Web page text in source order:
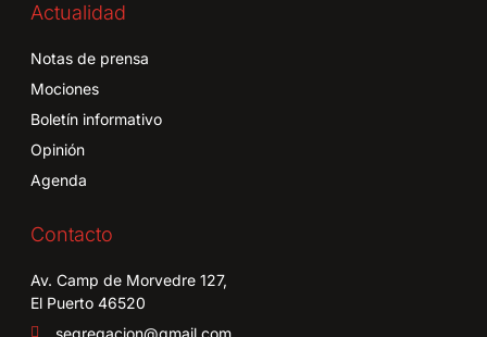
Actualidad
Notas de prensa
Mociones
Boletín informativo
Opinión
Agenda
Contacto
Av. Camp de Morvedre 127,
El Puerto 46520
segregacion@gmail.com